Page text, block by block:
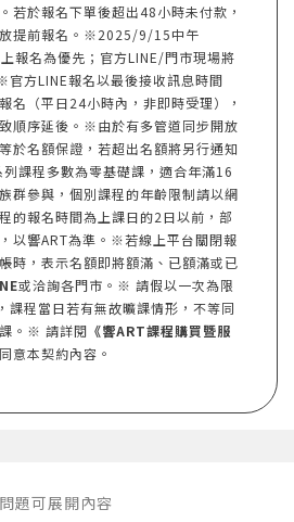
若於報名下單後超出48小時未付款，
放提前報名。※2025/9/15中午
報名為優先；官方LINE/門市現場將
方LINE報名以最後接收訊息時間
名（平日24小時內，非即時受理），
順序延後。※由於有多管道同步開放
於名額保證，若超出名額將另行通知
課程多數為零基礎課，適合年滿16
群參與，個別課程的年齡限制請以網
的報名時間為上課日的2日以前，部
以響ART為準。※若線上平台關閉報
時，表示名額即將額滿、已額滿或已
或洽詢各門市。※ 請假以一次為限
課程當日若有無故曠課情形，不等同
。※ 請詳閱 《響ART課程購買暨服
意本契約內容。
題可展開內容